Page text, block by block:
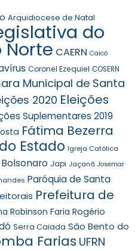
Arquidiocese de Natal
do
Norte CAERN Caicó
Coronel Ezequiel COSERN
Municipal de Santa
2020 Eleições
Suplementares 2019
Fátima Bezerra
Estado Igreja Católica
Japi Jaçanã Josemar
Paróquia de Santa
Prefeitura de
Robinson Faria Rogério
Serra Caiada São Bento do
Farias UFRN